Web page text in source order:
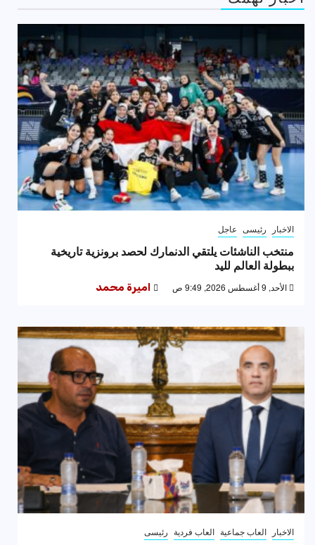
الاخبار رئيسى عاجل
منتخب الناشئات يلتقي الدنمارك لحصد برونزية تاريخية
ببطولة العالم لليد
الأحد, 9 أغسطس 2026, 9:49 ص اميرة محمد
الاخبار العاب جماعية العاب فردية رئيسى